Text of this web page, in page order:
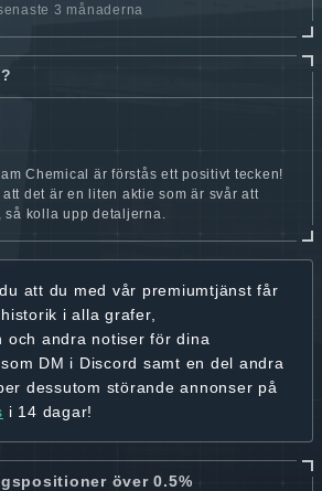
3 månaderna
Chemical är förstås ett positivt tecken!
det är en liten aktie som är svår att
kolla upp detaljerna.
att du med vår premiumtjänst får
i alla grafer,
och andra notiser för dina
DM i Discord samt en del andra
dessutom störande annonser på
i 14 dagar!
över 0.5%